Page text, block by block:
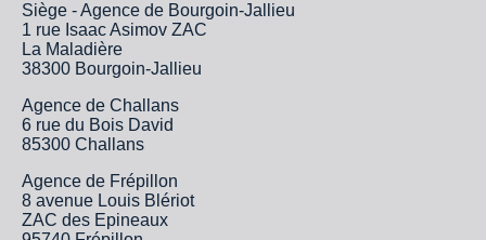
Siège - Agence de Bourgoin-Jallieu
1 rue Isaac Asimov ZAC
La Maladière
38300 Bourgoin-Jallieu
Agence de Challans
6 rue du Bois David
85300 Challans
Agence de Frépillon
8 avenue Louis Blériot
ZAC des Epineaux